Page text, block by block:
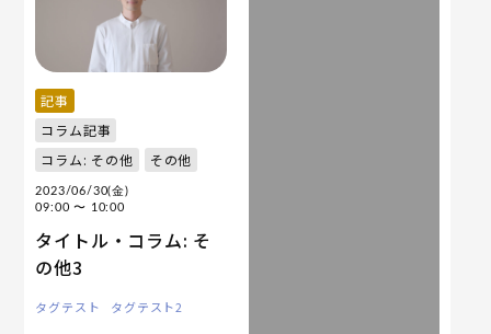
記事
コラム記事
コラム: その他
その他
2023/06/30(金)
09:00〜 10:00
タイトル・コラム: そ
の他3
タグテスト タグテスト2